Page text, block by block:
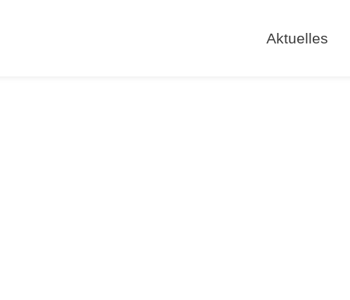
Aktuelles